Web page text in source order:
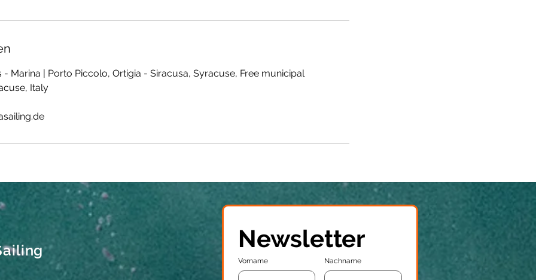
- Marina | Porto Piccolo, Ortigia - Siracusa, Syracuse, Free municipal
Italy
Newsletter
Vorname Nachname